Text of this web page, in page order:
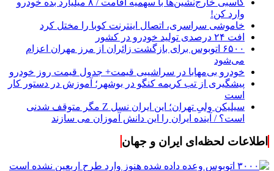
وارد کن!
خاموشی سراسری، اتصال اینترنت کوبا را مختل کرد
افت ۲۴ درصدی تولید خودرو در کشور
۶۵۰۰ اتوبوس برای بازگشت زائران از مرز مهران اعزام
می‌شود
خودرو بی‌مهابا در سراشیبی قیمت+ جدول قیمت روز خودرو
پیشگیری از تب کریمه کنگو در بوشهر؛ آموزش در دستور کار
است
سیلیکن ولیِ تهران؛ این ایران نسل Z مگر متوقف شدنی
است؟ / آینده ایران را این دانش آموزان می سازند
اطلاعات لحظه‌ای ایران و جهان